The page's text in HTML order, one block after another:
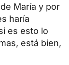
María y por
haría
es esto lo
está bien,